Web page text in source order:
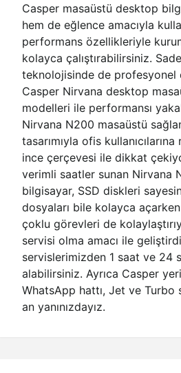
Casper masaüstü desktop
hem de eğlence amacıyla
performans özellikleriyle
kolayca çalıştırabilirsiniz.
teknolojisinde de profesyonel
Casper Nirvana desktop
modelleri ile performansı
Nirvana N200 masaüstü
tasarımıyla ofis
ince çerçevesi ile dikkat
verimli saatler sunan Nirvana
bilgisayar, SSD diskleri
dosyaları bile kolayca
çoklu görevleri de
servisi olma amacı ile
servislerimizden 1 saat ve 24
alabilirsiniz. Ayrıca Casper
WhatsApp hattı, Jet ve Turbo
an yanınızdayız.